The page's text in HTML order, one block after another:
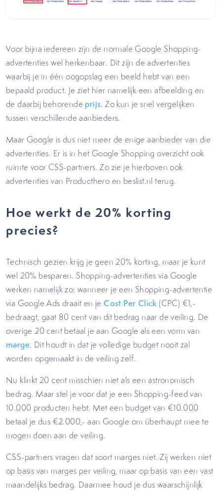
Voor bijna iedereen zijn de normale Google Shopping-
advertenties wel herkenbaar. Dit zijn de advertenties
waarbij je in één oogopslag een beeld hebt van een
bepaald product. Je ziet hier namelijk een afbeelding en
de daarbij behorende prijs. Zo kun je snel vergelijken
tussen verschillende aanbieders.
Maar Google is dus niet meer de enige aanbieder van die
advertenties. Er is in het Google Shopping overzicht ook
ruimte voor CSS-partners. Zo zie je hierboven ook
advertenties van Producthero en beslist.nl terug.
Hoe werkt de 20% korting
precies?
Technisch gezien krijg je geen 20% korting, maar je kunt
wel 20% besparen. Shopping-advertenties via Google
werken namelijk zo: wanneer je een Shopping-advertentie
via Google Ads draait en jeCost Per Click (CPC) €1,-
bedraagt, gaat 80 cent van dit bedrag naar de veiling. De
overige 20 cent betaal je aan Google als een vorm van
marge. Dit houdt in dat je volledige budget nooit zal
worden opgemaakt in de veiling zelf.
Nu klinkt 20 cent misschien niet als een astronomisch
bedrag. Maar stel je voor dat je een Shopping-feed van
10.000 producten hebt. Met een budget van €10.000
betaal je dus €2.000,- aan Google om überhaupt mee te
mogen doen aan de veiling.
CSS-partners vragen dat soort marges niet. Zij werken niet
op basis van marges per veiling, maar op basis van een vast
maandelijks bedrag. Daarmee houd je dus waarschijnlijk